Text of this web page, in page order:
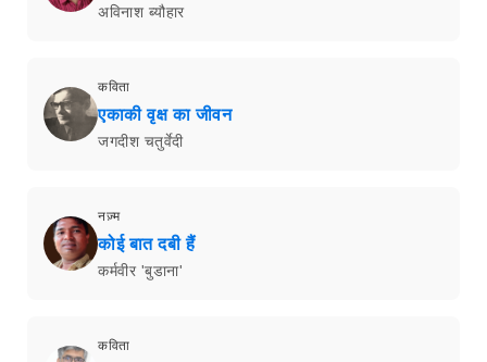
अविनाश ब्यौहार
कविता
एकाकी वृक्ष का जीवन
जगदीश चतुर्वेदी
नज़्म
कोई बात दबी हैं
कर्मवीर 'बुडाना'
कविता